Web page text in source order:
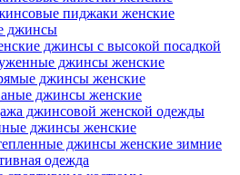
пиджаки женские
джинсы
джинсы с высокой посадкой
джинсы женские
джинсы женские
джинсы женские
джинсовой женской одежды
джинсы женские
джинсы женские зимние
одежда